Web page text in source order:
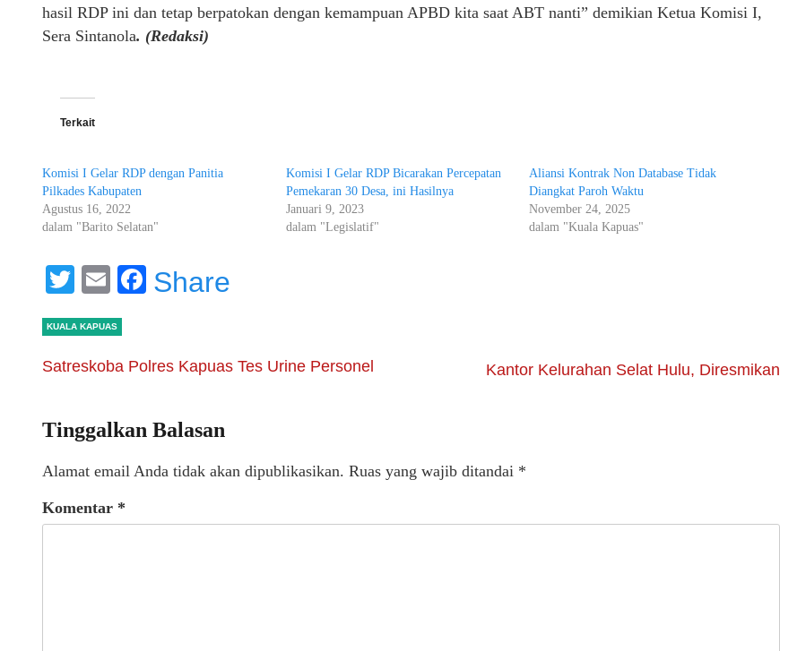
hasil RDP ini dan tetap berpatokan dengan kemampuan APBD kita saat ABT nanti” demikian Ketua Komisi I,
Sera Sintanola. (Redaksi)
Terkait
Komisi I Gelar RDP dengan Panitia
Pilkades Kabupaten
Agustus 16, 2022
dalam "Barito Selatan"
Komisi I Gelar RDP Bicarakan Percepatan
Pemekaran 30 Desa, ini Hasilnya
Januari 9, 2023
dalam "Legislatif"
Aliansi Kontrak Non Database Tidak
Diangkat Paroh Waktu
November 24, 2025
dalam "Kuala Kapuas"
Twitter
EmailFacebook
Share
KUALA KAPUAS
Satreskoba Polres Kapuas Tes Urine Personel Kantor Kelurahan Selat Hulu, Diresmikan
Tinggalkan Balasan
Alamat email Anda tidak akan dipublikasikan. Ruas yang wajib ditandai *
Komentar *